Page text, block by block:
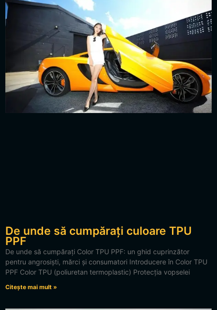
De unde să cumpărați culoare TPU
PPF
De unde să cumpărați Color TPU PPF: un ghid cuprinzător
pentru angrosiști, mărci și consumatori Introducere în Color TPU
PPF Color TPU (poliuretan termoplastic) Protecția vopselei
Citește mai mult »